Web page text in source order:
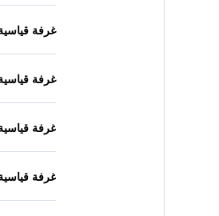
غرفة
غرفة
غرفة قياسية، 1 سرير
غرفة قياسية، 1 سرير